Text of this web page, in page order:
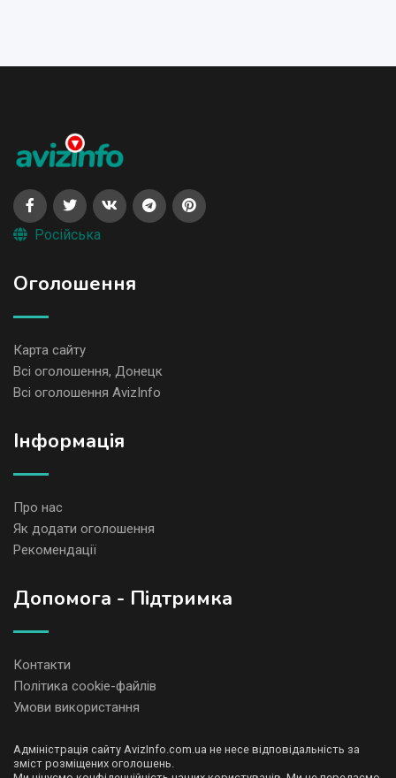
Російська
Оголошення
Карта сайту
Всі оголошення, Донецк
Всі оголошення AvizInfo
Iнформація
Про нас
Як додати оголошення
Рекомендації
Допомога - Підтримка
Контакти
Політика cookie-файлів
Умови використання
Адміністрація сайту AvizInfo.com.ua не несе відповідальність за
зміст розміщених оголошень.